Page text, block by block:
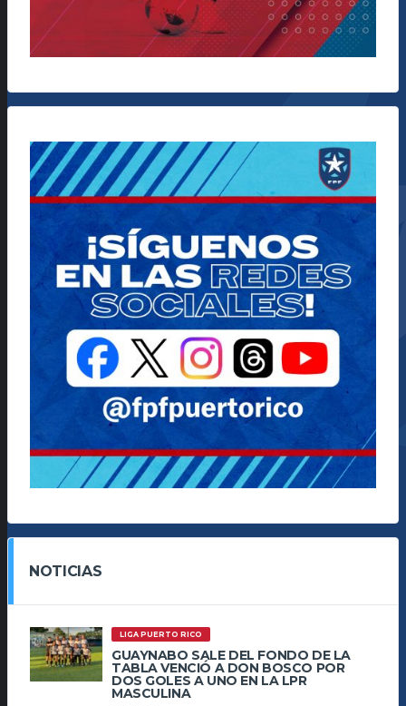
NOTICIAS
LIGA PUERTO RICO
GUAYNABO SALE DEL FONDO DE LA
TABLA VENCIÓ A DON BOSCO POR
DOS GOLES A UNO EN LA LPR
MASCULINA